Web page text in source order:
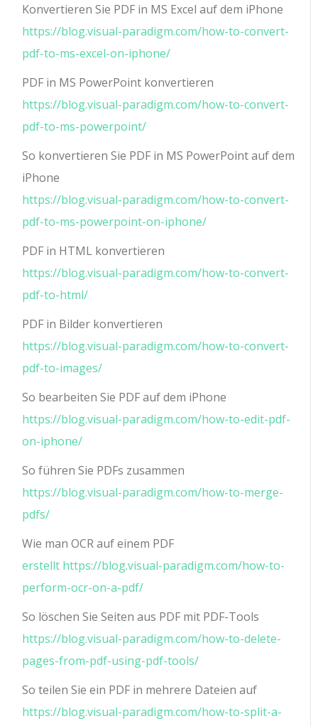
Konvertieren Sie PDF in MS Excel auf dem iPhone
https://blog.visual-paradigm.com/how-to-convert-
pdf-to-ms-excel-on-iphone/
PDF in MS PowerPoint konvertieren
https://blog.visual-paradigm.com/how-to-convert-
pdf-to-ms-powerpoint/
So konvertieren Sie PDF in MS PowerPoint auf dem
iPhone
https://blog.visual-paradigm.com/how-to-convert-
pdf-to-ms-powerpoint-on-iphone/
PDF in HTML konvertieren
https://blog.visual-paradigm.com/how-to-convert-
pdf-to-html/
PDF in Bilder konvertieren
https://blog.visual-paradigm.com/how-to-convert-
pdf-to-images/
So bearbeiten Sie PDF auf dem iPhone
https://blog.visual-paradigm.com/how-to-edit-pdf-
on-iphone/
So führen Sie PDFs zusammen
https://blog.visual-paradigm.com/how-to-merge-
pdfs/
Wie man OCR auf einem PDF
erstellt https://blog.visual-paradigm.com/how-to-
perform-ocr-on-a-pdf/
So löschen Sie Seiten aus PDF mit PDF-Tools
https://blog.visual-paradigm.com/how-to-delete-
pages-from-pdf-using-pdf-tools/
So teilen Sie ein PDF in mehrere Dateien auf
https://blog.visual-paradigm.com/how-to-split-a-